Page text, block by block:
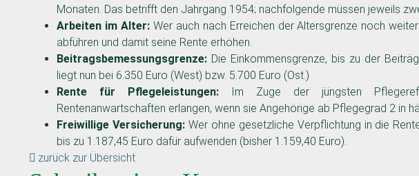
Monaten. Das betrifft den Jahrgang 1954; nachfolgende müssen jeweils
Arbeiten im Alter:Wer auch nach Erreichen der Altersgrenze noch
abführen und damit seine Rente erhöhen.
Beitragsbemessungsgrenze: Die Einkommensgrenze, bis zu der
liegt nun bei 6.350 Euro (West) bzw. 5.700 Euro (Ost.)
Rente für Pflegeleistungen: Im Zuge der jüngsten
Rentenanwartschaften erlangen, wenn sie Angehörige ab Pflegegrad 2 in
Freiwillige Versicherung:Wer ohne gesetzliche Verpflichtung in die
bis zu 1.187,45 Euro dafür aufwenden (bisher 1.159,40 Euro).
zurück zur Übersicht